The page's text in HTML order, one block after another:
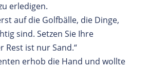
erledigen.
auf die Golfbälle, die Dinge,
sind. Setzen Sie Ihre
Rest ist nur Sand.“
erhob die Hand und wollte